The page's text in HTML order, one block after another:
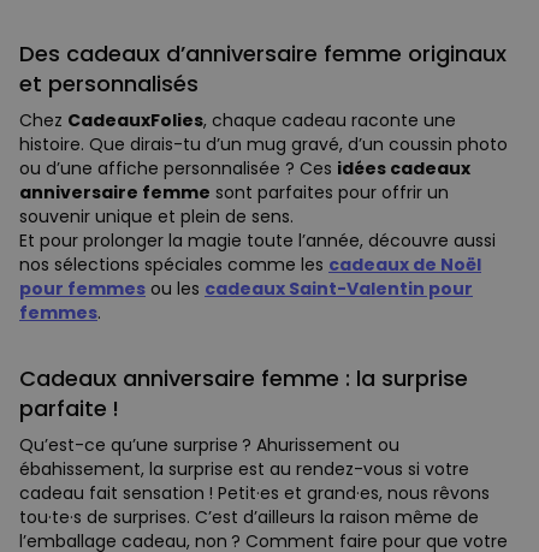
Des cadeaux d’anniversaire femme originaux
et personnalisés
Chez CadeauxFolies, chaque cadeau raconte une
histoire. Que dirais-tu d’un mug gravé, d’un coussin photo
ou d’une affiche personnalisée ? Ces idées cadeaux
anniversaire femme sont parfaites pour offrir un
souvenir unique et plein de sens.
Et pour prolonger la magie toute l’année, découvre aussi
nos sélections spéciales comme les cadeaux de Noël
pour femmes ou les cadeaux Saint-Valentin pour
femmes.
Cadeaux anniversaire femme : la surprise
parfaite !
Qu’est-ce qu’une surprise ? Ahurissement ou
ébahissement, la surprise est au rendez-vous si votre
cadeau fait sensation ! Petit·es et grand·es, nous rêvons
tou·te·s de surprises. C’est d’ailleurs la raison même de
l’emballage cadeau, non ? Comment faire pour que votre